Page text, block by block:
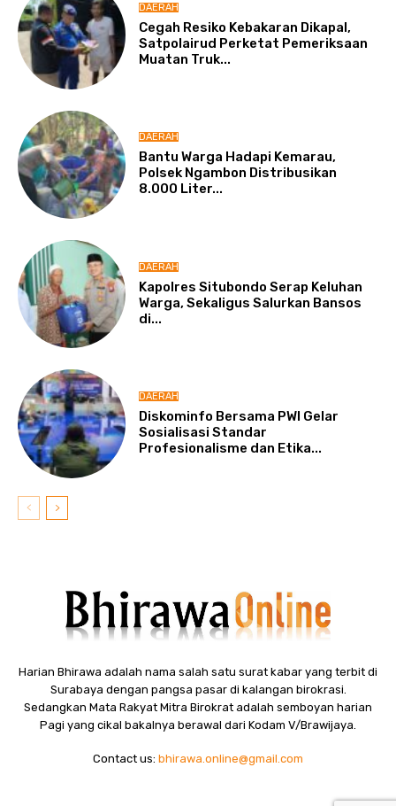
DAERAH
Cegah Resiko Kebakaran Dikapal,
Satpolairud Perketat Pemeriksaan
Muatan Truk...
DAERAH
Bantu Warga Hadapi Kemarau,
Polsek Ngambon Distribusikan
8.000 Liter...
DAERAH
Kapolres Situbondo Serap Keluhan
Warga, Sekaligus Salurkan Bansos
di...
DAERAH
Diskominfo Bersama PWI Gelar
Sosialisasi Standar
Profesionalisme dan Etika...
Harian Bhirawa adalah nama salah satu surat kabar yang terbit di
Surabaya dengan pangsa pasar di kalangan birokrasi.
Sedangkan Mata Rakyat Mitra Birokrat adalah semboyan harian
Pagi yang cikal bakalnya berawal dari Kodam V/Brawijaya.
Contact us: bhirawa.online@gmail.com